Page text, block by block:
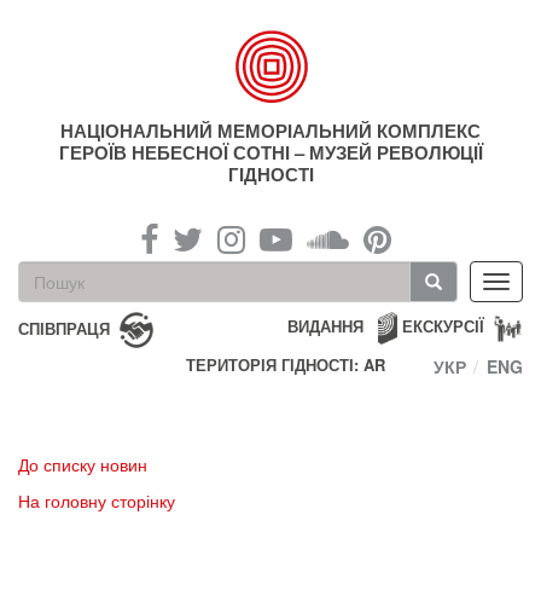
НАЦІОНАЛЬНИЙ МЕМОРІАЛЬНИЙ КОМПЛЕКС
ГЕРОЇВ НЕБЕСНОЇ СОТНІ – МУЗЕЙ РЕВОЛЮЦІЇ
ГІДНОСТІ
Пошукова
форма
Пошук
СПІВПРАЦЯ ЕКСКУРСІЇ
ВИДАННЯ
ТЕРИТОРІЯ ГІДНОСТІ: AR
УКР ENG
До списку новин
На головну сторінку